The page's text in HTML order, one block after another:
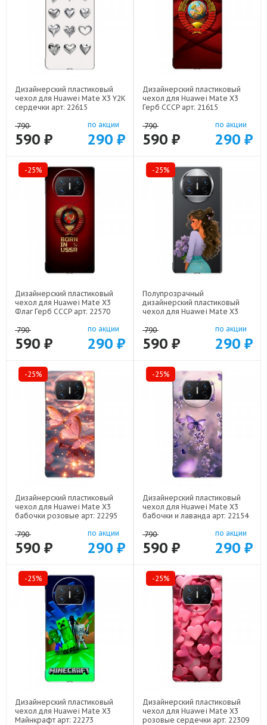
Дизайнерский пластиковый
чехол для Huawei Mate X3 Y2K
сердечки арт: 22615
790
590 ₽
по акции
290 ₽
Дизайнерский пластиковый
чехол для Huawei Mate X3
Герб СССР арт: 21615
790
590 ₽
по акции
290 ₽
-25%
Дизайнерский пластиковый
чехол для Huawei Mate X3
Флаг Герб СССР арт: 22570
790
590 ₽
по акции
290 ₽
-25%
Полупрозрачный
дизайнерский пластиковый
чехол для Huawei Mate X3
790
590 ₽
по акции
290 ₽
-25%
Дизайнерский пластиковый
чехол для Huawei Mate X3
бабочки розовые арт: 22295
790
590 ₽
по акции
290 ₽
-25%
Дизайнерский пластиковый
чехол для Huawei Mate X3
бабочки и лаванда арт: 22154
790
590 ₽
по акции
290 ₽
-25%
Дизайнерский пластиковый
чехол для Huawei Mate X3
Майнкрафт арт: 22273
-25%
Дизайнерский пластиковый
чехол для Huawei Mate X3
розовые сердечки арт: 22309